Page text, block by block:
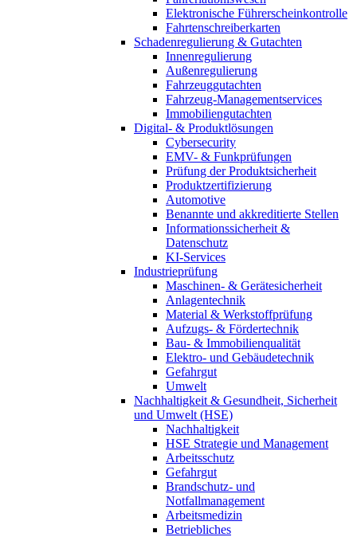
Elektronische Führerscheinkontrolle
Fahrtenschreiberkarten
Schadenregulierung & Gutachten
Innenregulierung
Außenregulierung
Fahrzeuggutachten
Fahrzeug-Managementservices
Immobiliengutachten
Digital- & Produktlösungen
Cybersecurity
EMV- & Funkprüfungen
Prüfung der Produktsicherheit
Produktzertifizierung
Automotive
Benannte und akkreditierte Stellen
Informationssicherheit &
Datenschutz
KI-Services
Industrieprüfung
Maschinen- & Gerätesicherheit
Anlagentechnik
Material & Werkstoffprüfung
Aufzugs- & Fördertechnik
Bau- & Immobilienqualität
Elektro- und Gebäudetechnik
Gefahrgut
Umwelt
Nachhaltigkeit & Gesundheit, Sicherheit
und Umwelt (HSE)
Nachhaltigkeit
HSE Strategie und Management
Arbeitsschutz
Gefahrgut
Brandschutz- und
Notfallmanagement
Arbeitsmedizin
Betriebliches